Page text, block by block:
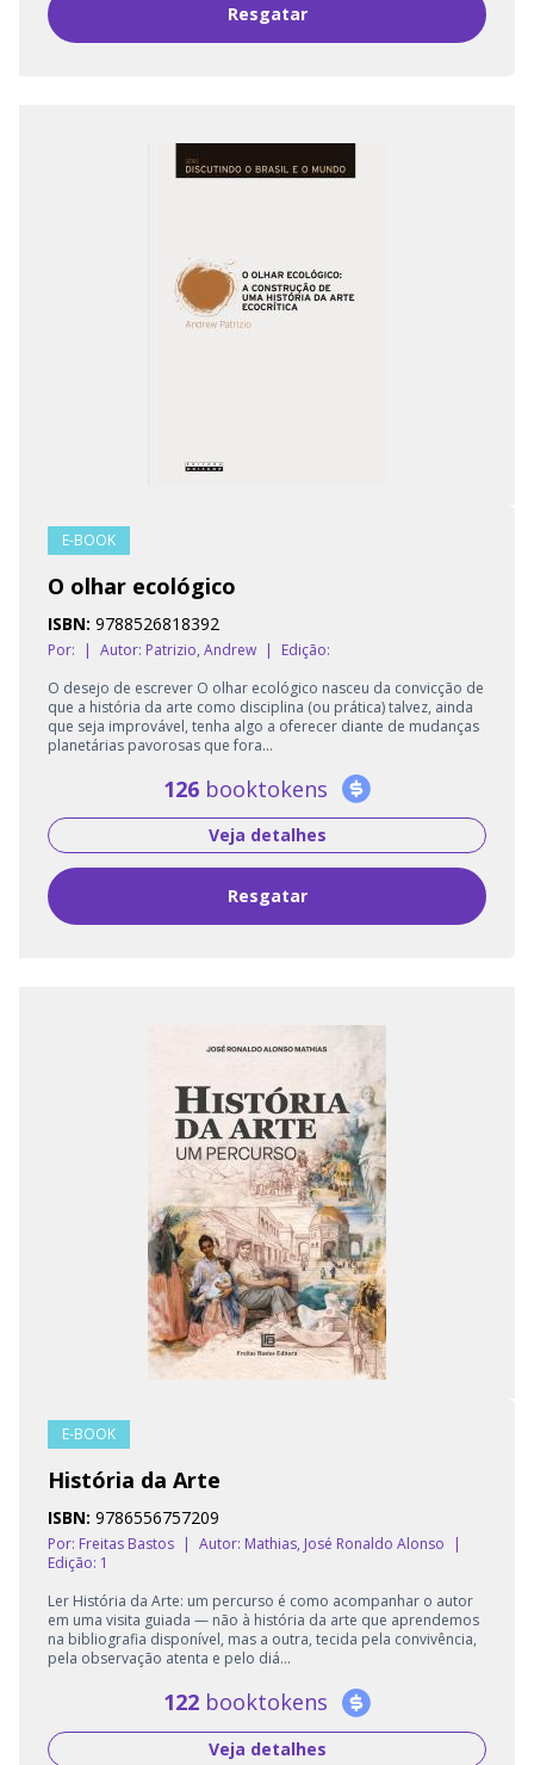
Resgatar
E-BOOK
O olhar ecológico
ISBN: 9788526818392
Por: | Autor: Patrizio, Andrew |
Edição:
O desejo de escrever O olhar ecológico nasceu da convicção de
que a história da arte como disciplina (ou prática) talvez, ainda
que seja improvável, tenha algo a oferecer diante de mudanças
planetárias pavorosas que fora...
126 booktokens
Veja detalhes
Resgatar
E-BOOK
História da Arte
ISBN: 9786556757209
Por: Freitas Bastos | Autor: Mathias, José Ronaldo Alonso
|
Edição: 1
Ler História da Arte: um percurso é como acompanhar o autor
em uma visita guiada — não à história da arte que aprendemos
na bibliografia disponível, mas a outra, tecida pela convivência,
pela observação atenta e pelo diá...
122 booktokens
Veja detalhes